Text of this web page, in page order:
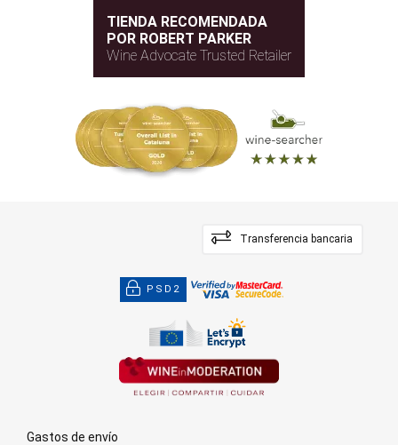
TIENDA RECOMENDADA
POR ROBERT PARKER
Wine Advocate Trusted Retailer
Transferencia bancaria
PSD2
Gastos de envío